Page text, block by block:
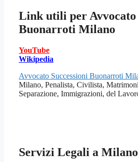
Link utili perAvvocato
Buonarroti Milano
YouTube
Wikipedia
Avvocato Successioni Buonarroti
Milano, Penalista, Civilista,
Separazione, Immigrazioni, del
Servizi Legali a Milano